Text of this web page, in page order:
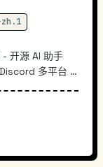
开源 AI 助手
多平台 |